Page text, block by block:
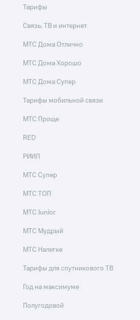
Тарифы
Связь, ТВ и интернет
МТС Дома Отлично
МТС Дома Хорошо
МТС Дома Супер
Тарифы мобильной связи
МТС Проще
RED
РИИЛ
МТС Супер
МТС ТОП
МТС Junior
МТС Мудрый
МТС Налегке
Тарифы для спутникового ТВ
Год на максимуме
Полугодовой